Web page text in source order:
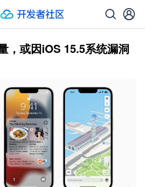
，或因iOS 15.5系统漏洞